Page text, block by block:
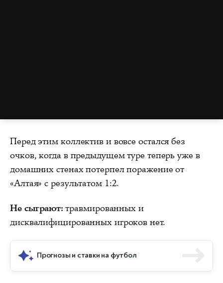
Перед этим коллектив и вовсе остался без
очков, когда в предыдущем туре теперь уже в
домашних стенах потерпел поражение от
«Алтая» с результатом 1:2.
Не сыграют: травмированных и
дисквалифицированных игроков нет.
Прогнозы и ставки на футбол